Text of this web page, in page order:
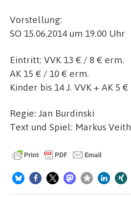
Vorstellung:
SO 15.06.2014 um 19.00 Uhr
Eintritt: VVK 13 € / 8 € erm.
AK 15 € / 10 € erm.
Kinder bis 14 J. VVK + AK 5 €
Regie: Jan Burdinski
Text und Spiel: Markus Veith